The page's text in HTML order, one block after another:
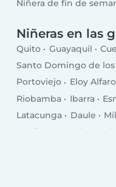
Niñera de fin de
Niñeras en las
Quito Guayaquil
Santo Domingo de los
Portoviejo
Eloy Alfaro
Riobamba
Ibarra
Latacunga
Daule
La Libertad
El